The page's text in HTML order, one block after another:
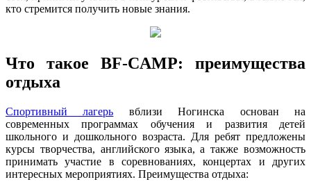
кто стремится получить новые знания.
Что такое BF-CAMP: преимущества
отдыха
Спортивный лагерь вблизи Ногинска основан на
современных программах обучения и развития детей
школьного и дошкольного возраста. Для ребят предложены
курсы творчества, английского языка, а также возможность
принимать участие в соревнованиях, концертах и других
интересных мероприятиях. Преимущества отдыха: